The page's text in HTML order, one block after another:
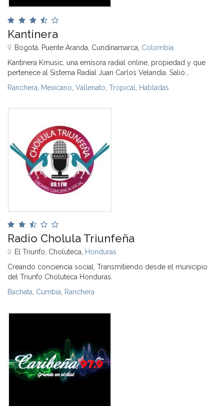
Kantinera
Bogotá, Puente Aranda, Cundinamarca, Colombia
Kantinera Kmusic, una emisora radial online, propiedad y que
pertenece al Sistema Radial Juan Carlos Velandia. Salió...
Ranchera Mexicano Vallenato Tropical Habladas
Radio Cholula Triunfeña
El Triunfo, Choluteca, Honduras
Creando conciencia social, Transmitiendo desde el municipio
del Triunfo Choluteca Honduras.
Bachata Cumbia Ranchera